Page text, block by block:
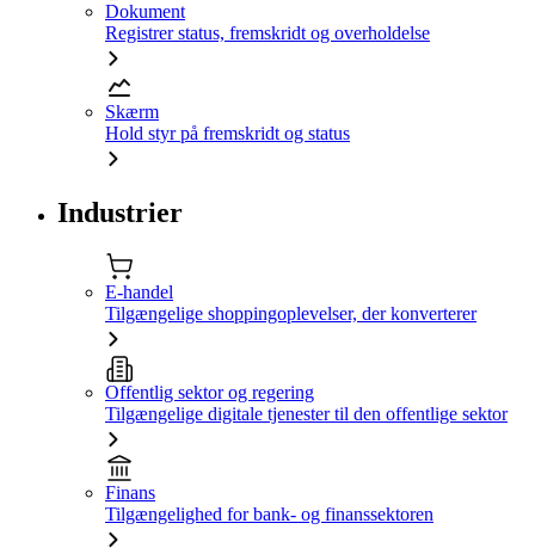
Dokument
Registrer status, fremskridt og overholdelse
Skærm
Hold styr på fremskridt og status
Industrier
E-handel
Tilgængelige shoppingoplevelser, der konverterer
Offentlig sektor og regering
Tilgængelige digitale tjenester til den offentlige sektor
Finans
Tilgængelighed for bank- og finanssektoren